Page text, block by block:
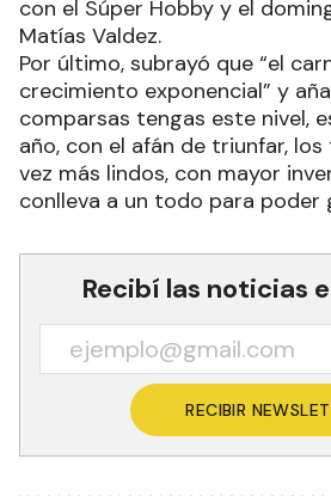
con el Súper Hobby y el
Matías Valdez.
Por último, subrayó que “el
crecimiento exponencial” y
comparsas tengas este nivel,
año, con el afán de triunfar,
vez más lindos, con mayor
conlleva a un todo para poder
Recibí las noticias
RECIBIR